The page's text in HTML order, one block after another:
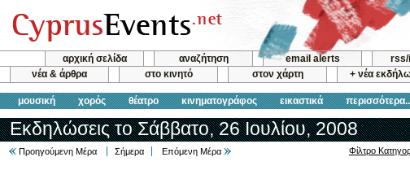
αρχική σελίδα αναζήτηση email alerts
rss/
νέα & άρθρα
στο κινητό στον χάρτη + νέα
μουσική χορός θέατρο κινηματογράφος εικαστικά
Εκδηλώσεις το Σάββατο, 26 Ιουλίου, 2008
Προηγούμενη Μέρα Σήμερα Επόμενη Μέρα Φίλτρο